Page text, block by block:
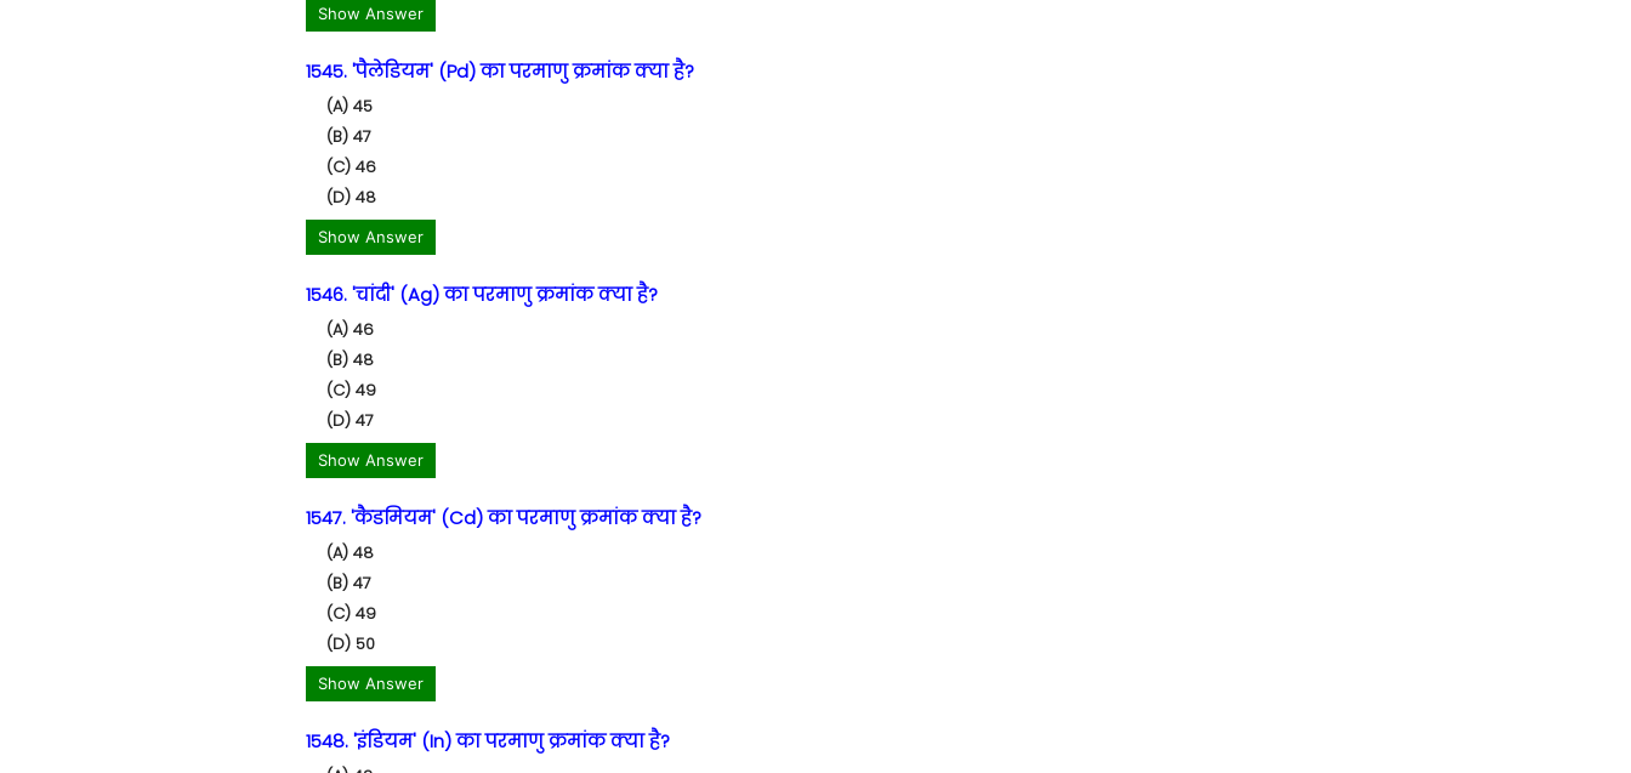
Show Answer
1545. 'पैलेडियम' (Pd) का परमाणु क्रमांक क्या है?
(A) 45
(B) 47
(C) 46
(D) 48
Show Answer
1546. 'चांदी' (Ag) का परमाणु क्रमांक क्या है?
(A) 46
(B) 48
(C) 49
(D) 47
Show Answer
1547. 'कैडमियम' (Cd) का परमाणु क्रमांक क्या है?
(A) 48
(B) 47
(C) 49
(D) 50
Show Answer
1548. 'इंडियम' (In) का परमाणु क्रमांक क्या है?